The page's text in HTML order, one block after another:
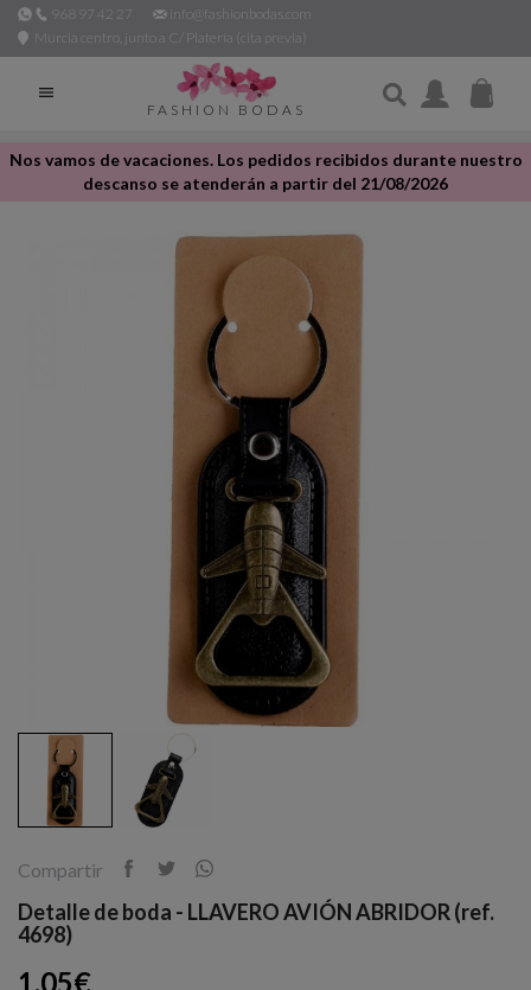
968 97 42 27
info@fashionbodas.com
Murcia centro, junto a C/ Platería (cita previa)

FASHION BODAS
Nos vamos de vacaciones. Los pedidos recibidos durante nuestro
descanso se atenderán a partir del 21/08/2026
Compartir
Detalle de boda - LLAVERO AVIÓN ABRIDOR (ref.
4698)
1.05€